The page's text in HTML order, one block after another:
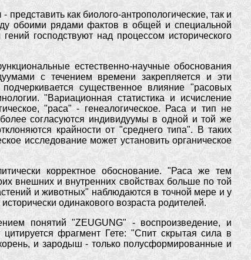
как биолого-антропологические, так и
обоими рядами фактов в общей и специальной
господствуют над процессом исторического
естественно-научные обоснования
с течением времени закрепляется и эти
существенное влияние "расовых
"Вариационная статистика и исчисление
"раса" - генеалогическое. Раса и тип не
согласуются индивидуумы в одной и той же
крайности от "среднего типа". В таких
исследование может установить органическое
корректное обоснование. "Раса же тем
внешних и внутренних свойствах больше по той
и животных" наблюдаются в точной мере и у
одинакового возраста родителей.
понятий "ZEUGUNG" - воспроизведение, и
фрагмент Гете: "Спит скрытая сила в
и зародыш - только полусформированные и